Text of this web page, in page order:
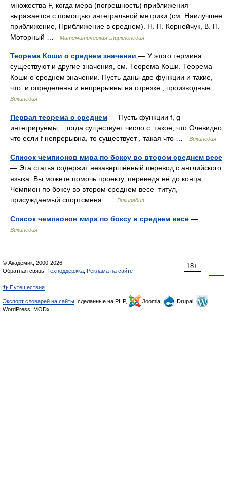
множества F, когда мера (погрешность) приближения
выражается с помощью интегральной метрики (см. Наилучшее
приближение, Приближение в среднем). Н. П. Корнейчук, В. П.
Моторный …
Математическая энциклопедия
Теорема Коши о среднем значении — У этого термина
существуют и другие значения, см. Теорема Коши. Теорема
Коши о среднем значении. Пусть даны две функции и такие,
что: и определены и непрерывны на отрезке ; производные …
Википедия
Первая теорема о среднем — Пусть функции f, g
интегрируемы, , тогда существует число c: такое, что Очевидно,
что если f непрерывна, то существует , такая что …
Википедия
Список чемпионов мира по боксу во втором среднем весе
— Эта статья содержит незавершённый перевод с английского
языка. Вы можете помочь проекту, переведя её до конца.
Чемпион по боксу во втором среднем весе титул,
присуждаемый спортсмена …
Википедия
Список чемпионов мира по боксу в среднем весе — …
Википедия
18+
© Академик, 2000-2026
Обратная связь: Техподдержка Реклама на сайте
👣 Путешествия
Экспорт словарей на сайты , сделанные на PHP, Joomla,
Drupal,
WordPress, MODx.